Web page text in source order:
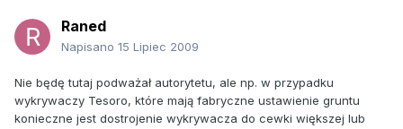
Raned
Napisano 15 Lipiec 2009
Nie będę tutaj podważał autorytetu, ale np. w przypadku
wykrywaczy Tesoro, które mają fabryczne ustawienie gruntu
konieczne jest dostrojenie wykrywacza do cewki większej lub